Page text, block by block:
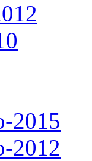
2015
2012